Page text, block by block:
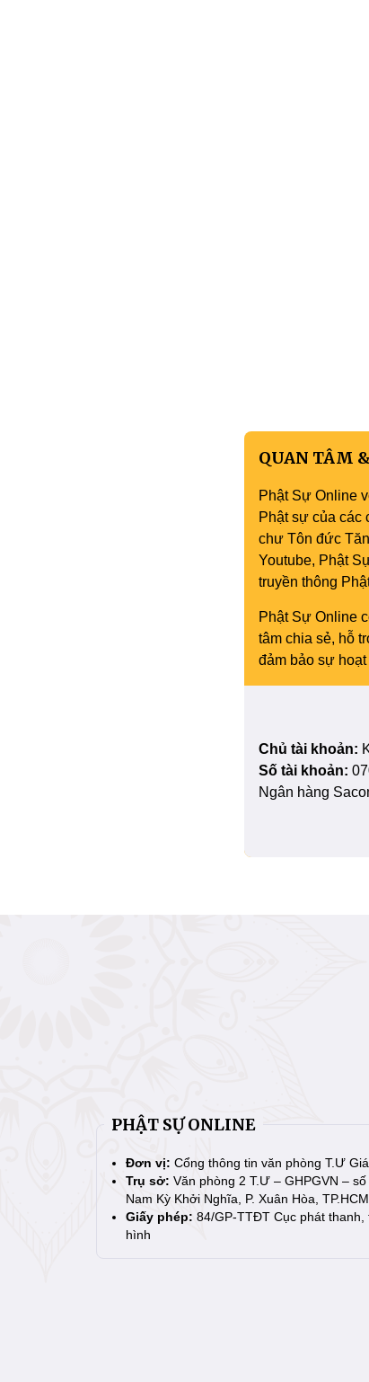
QUAN TÂM
Phật Sự Online
Phật sự của các
chư Tôn đức
Youtube, Phật
truyền thông
Phật Sự Online
tâm chia sẻ, hỗ
đảm bảo sự
Chủ tài khoản:
Số tài khoản:
Ngân hàng
PHẬT SỰ ONLINE
Đơn vị: Cổng thông tin văn phòng T.Ư
Trụ sở: Văn phòng 2 T.Ư – GHPGVN –
Nam Kỳ Khởi Nghĩa, P. Xuân Hòa, TP.HCM
Giấy phép: 84/GP-TTĐT Cục phát thanh,
hình